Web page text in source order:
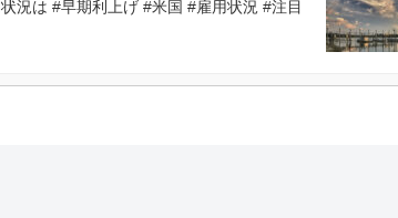
況は #早期利上げ #米国 #雇用状況 #注目